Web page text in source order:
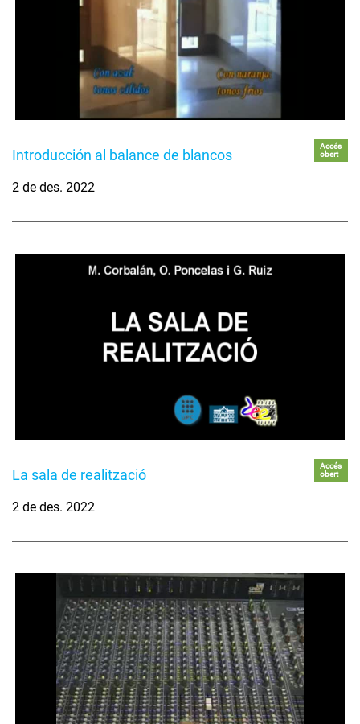
Introducción al balance de blancos
Accés
obert
2 de des. 2022
La sala de realització
Accés
obert
2 de des. 2022